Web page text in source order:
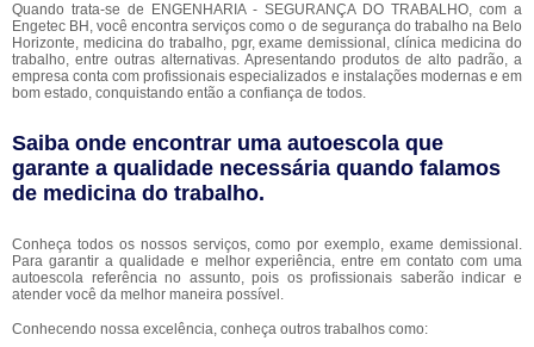
Quando trata-se de ENGENHARIA - SEGURANÇA DO TRABALHO, com a
Engetec BH, você encontra serviços como o de segurança do trabalho na Belo
Horizonte, medicina do trabalho, pgr, exame demissional, clínica medicina do
trabalho, entre outras alternativas. Apresentando produtos de alto padrão, a
empresa conta com profissionais especializados e instalações modernas e em
bom estado, conquistando então a confiança de todos.
Saiba onde encontrar uma autoescola que
garante a qualidade necessária quando falamos
de medicina do trabalho.
Conheça todos os nossos serviços, como por exemplo, exame demissional.
Para garantir a qualidade e melhor experiência, entre em contato com uma
autoescola referência no assunto, pois os profissionais saberão indicar e
atender você da melhor maneira possível.
Conhecendo nossa excelência, conheça outros trabalhos como: